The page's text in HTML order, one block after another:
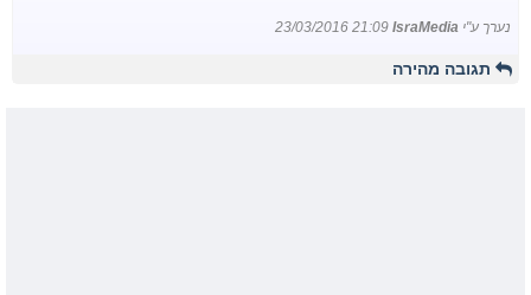
נערך ע"י IsraMedia
23/03/2016 21:09
תגובה מהירה